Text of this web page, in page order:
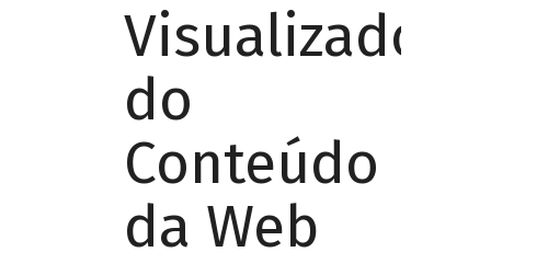
Visualizador
do
Conteúdo
da Web